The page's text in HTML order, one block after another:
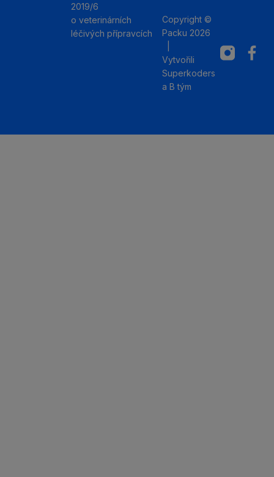
2019/6
o veterinárních
léčivých přípravcích
Copyright ©
Packu 2026
Vytvořili
Superkoders
a B tým
Instagram